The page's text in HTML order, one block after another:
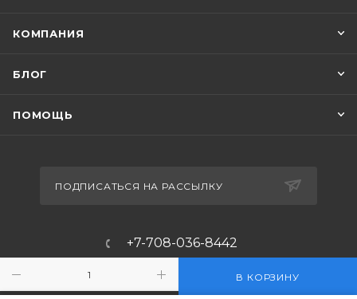
В КОРЗИНУ
КОМПАНИЯ
БЛОГ
ПОМОЩЬ
ПОДПИСАТЬСЯ НА РАССЫЛКУ
+7-708-036-8442
m_forwork@mail.ru